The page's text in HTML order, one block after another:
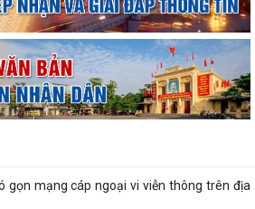
Bắc tiếp nhận đơn xung phong tình nguyện
công dân
dưỡng kiến thức quốc phòng và an ninh đối
gọn mạng cáp ngoại vi viễn thông trên địa